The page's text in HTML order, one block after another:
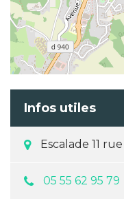
Infos utiles
Escalade 11
05 55 62 95 79